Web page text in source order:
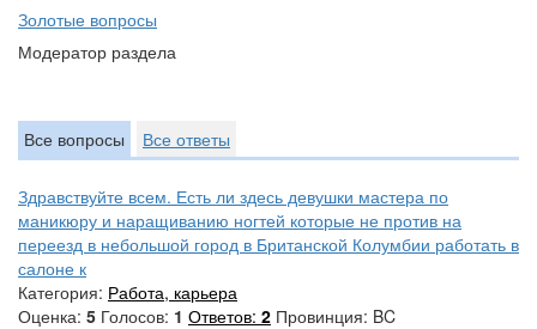
Золотые вопросы
Модератор раздела
Все вопросы Все ответы
Здравствуйте всем. Есть ли здесь девушки мастера по
маникюру и наращиванию ногтей которые не против на
переезд в небольшой город в Британской Колумбии работать в
салоне к
Категория: Работа, карьера
Оценка: 5 Голосов: 1 Ответов: 2 Провинция: BC